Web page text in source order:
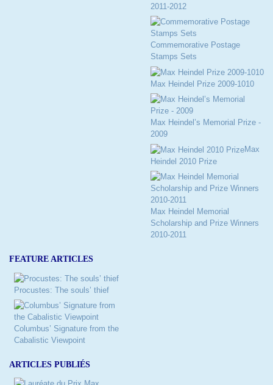
2011-2012
Commemorative Postage
Stamps Sets
Max Heindel Prize 2009-1010
Max Heindel’s Memorial Prize -
2009
Max
Heindel 2010 Prize
Max Heindel Memorial
Scholarship and Prize Winners
2010-2011
FEATURE ARTICLES
Procustes: The souls’ thief
Columbus’ Signature from the
Cabalistic Viewpoint
ARTICLES PUBLIÉS